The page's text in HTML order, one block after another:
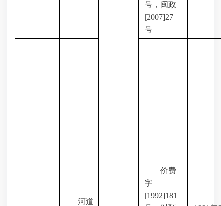
号，闽政
[2007]27
号
河道
价费
字
[1992]181